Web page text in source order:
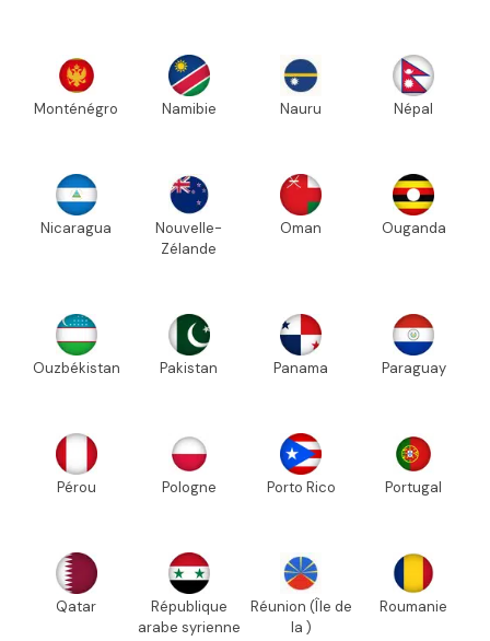
Monténégro Namibie Nauru Népal
Nicaragua
Nouvelle-
Zélande
Oman Ouganda
Ouzbékistan Pakistan Panama Paraguay
Pérou Pologne Porto Rico Portugal
Qatar
République
arabe syrienne
Réunion (Île de
la )
Roumanie